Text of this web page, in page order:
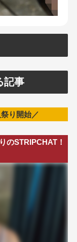
記事
り開始／
のSTRIPCHAT！